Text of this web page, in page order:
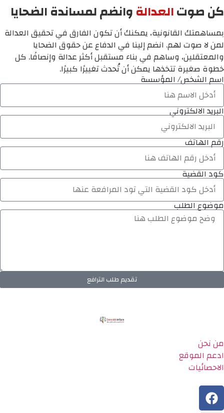
كن صوتالعدالةوانضم لمساندة الضحايا
بمساهمتك القانونية، يمكنك أن تكون الفارق في تحقيق العدالة
لمن لا صوت لهم. انضم إلينا في الدفاع عن حقوق الضحايا
والمعتقلين، وساهم في بناء مستقبل أكثر عدالة وإنصافًا. كل
خطوة صغيرة تتخذها يمكن أن تُحدث تغييرًا كبيرًا.
اسم الشخص/ المؤسسة
البريد الالكتروني
رقم الهاتف
كود القضية
موضوع الطلب
تقديم طلب الترافع
من نحن
ادعم الموقع
الاحصائيات